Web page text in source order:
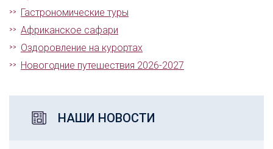
Гастрономические туры
Африканское сафари
Оздоровление на курортах
Новогодние путешествия 2026-2027
НАШИ НОВОСТИ